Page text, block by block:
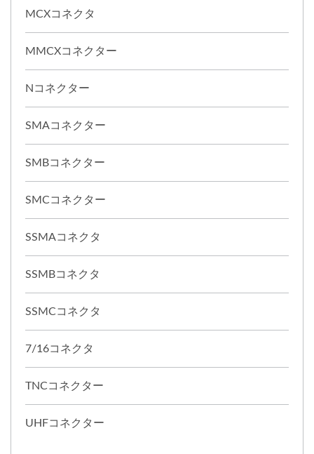
MCXコネクタ
MMCXコネクター
Nコネクター
SMAコネクター
SMBコネクター
SMCコネクター
SSMAコネクタ
SSMBコネクタ
SSMCコネクタ
7/16コネクタ
TNCコネクター
UHFコネクター